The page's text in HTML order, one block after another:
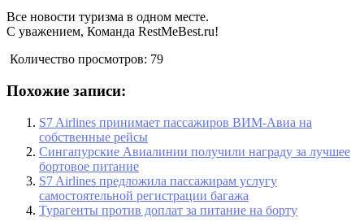
Все новости туризма в одном месте.
С уважением, Команда RestMeBest.ru!
Количество просмотров: 79
Похожие записи:
S7 Airlines принимает пассажиров ВИМ-Авиа на
собственные рейсы
Сингапурские Авиалинии получили награду за лучшее
бортовое питание
S7 Airlines предложила пассажирам услугу
самостоятельной регистрации багажа
Турагенты против доплат за питание на борту